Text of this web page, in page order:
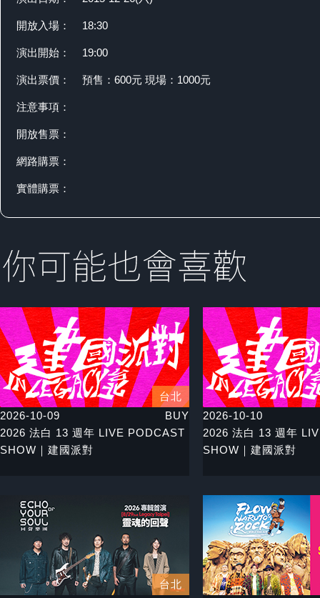
開放入場： 18:30
演出開始： 19:00
演出票價： 預售：600元 現場：1000元
注意事項：
開放售票：
網路購票：
實體購票：
台北
2026-10-09
BUY
2026 法白 13 週年 LIVE PODCAST
SHOW｜建國派對
2026-10-10
2026 法白 13 週年
SHOW｜建國派對
台北